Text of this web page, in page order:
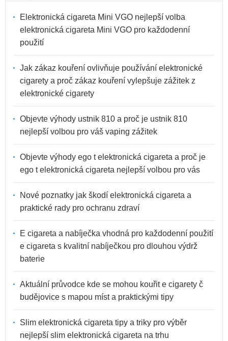
Elektronická cigareta Mini VGO nejlepší volba
elektronická cigareta Mini VGO pro každodenní
použití
Jak zákaz kouření ovlivňuje používání elektronické
cigarety a proč zákaz kouření vylepšuje zážitek z
elektronické cigarety
Objevte výhody ustnik 810 a proč je ustnik 810
nejlepší volbou pro váš vaping zážitek
Objevte výhody ego t elektronická cigareta a proč je
ego t elektronická cigareta nejlepší volbou pro vás
Nové poznatky jak škodí elektronická cigareta a
praktické rady pro ochranu zdraví
E cigareta a nabíječka vhodná pro každodenní použití
e cigareta s kvalitní nabíječkou pro dlouhou výdrž
baterie
Aktuální průvodce kde se mohou kouřit e cigarety č
budějovice s mapou míst a praktickými tipy
Slim elektronická cigareta tipy a triky pro výběr
nejlepší slim elektronická cigareta na trhu